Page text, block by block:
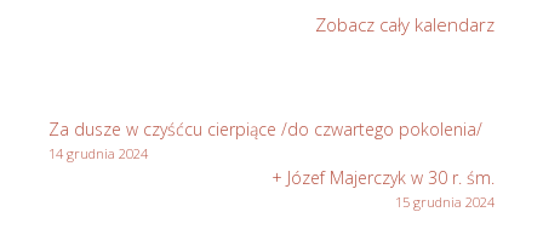
Zobacz cały kalendarz
Za dusze w czyśćcu cierpiące /do czwartego pokolenia/
14 grudnia 2024
+ Józef Majerczyk w 30 r. śm.
15 grudnia 2024